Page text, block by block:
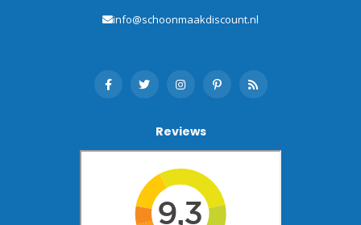
info@schoonmaakdiscount.nl
Reviews